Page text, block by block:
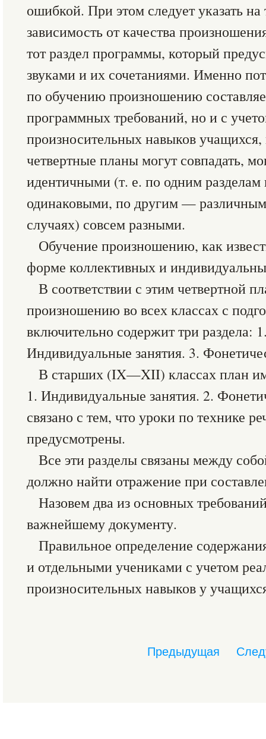
ошибкой. При этом следует указать
зависимость от качества
тот раздел программы, который
звуками и их сочетаниями. Именно
по обучению произношению
программных требований, но и с
произносительных навыков
четвертные планы могут совпадать,
идентичными (т. е. по одним
одинаковыми, по другим —
случаях) совсем разными.
Обучение произношению, как
форме коллективных и
В соответствии с этим четвертной
произношению во всех классах с
включительно содержит три раздела:
Индивидуальные занятия. 3.
В старших (IX—XII) классах план
1. Индивидуальные занятия. 2.
связано с тем, что уроки по технике
предусмотрены.
Все эти разделы связаны между
должно найти отражение при
Назовем два из основных
важнейшему документу.
Правильное определение
и отдельными учениками с учетом
произносительных навыков у
Предыдущая